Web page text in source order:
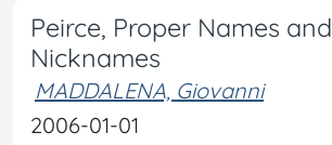
Peirce, Proper Names and
Nicknames
MADDALENA, Giovanni
2006-01-01